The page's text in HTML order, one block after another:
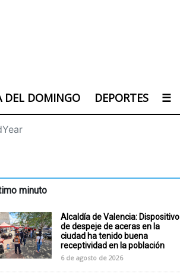
DEL DOMINGO DEPORTES ☰
minuto
Alcaldía de Valencia: Dispositivo
de despeje de aceras en la
ciudad ha tenido buena
receptividad en la población
6 de agosto de 2026